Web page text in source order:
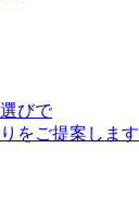
びで
をご提案します